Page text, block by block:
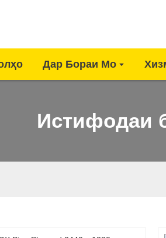
Дар Бораи Мо
Истифодаи